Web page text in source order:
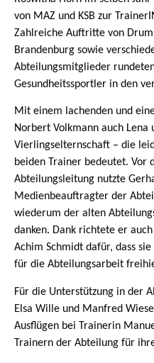
von MAZ und KSB zur
Zahlreiche Auftritte von
Brandenburg sowie
Abteilungsmitglieder
Gesundheitssportler in den
Mit einem lachenden und
Norbert Volkmann auch
Vierlingselternschaft – die
beiden Trainer bedeutet. Vor
Abteilungsleitung nutzte
Medienbeauftragter der
wiederum der alten
danken. Dank richtete er
Achim Schmidt dafür, dass
für die Abteilungsarbeit
Für die Unterstützung in der
Elsa Wille und Manfred
Ausflügen bei Trainerin
Trainern der Abteilung für